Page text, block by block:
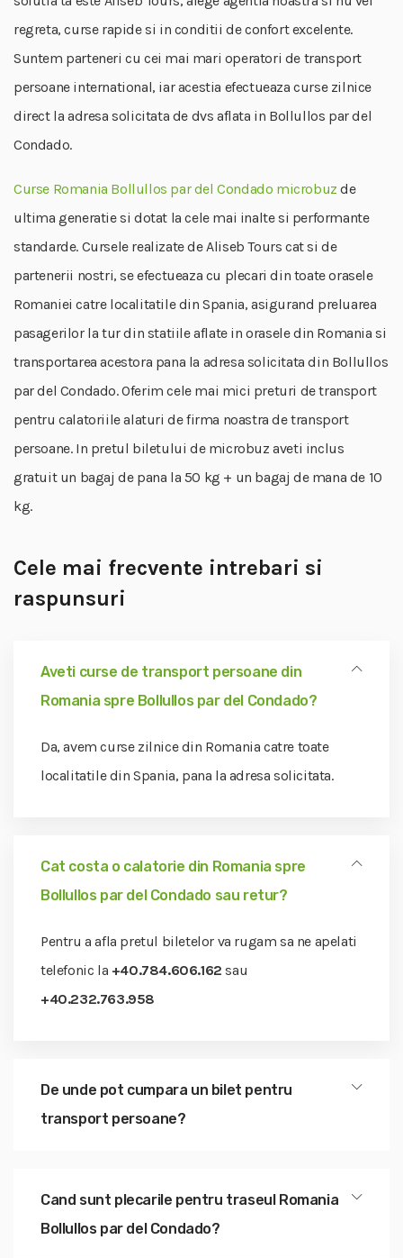
regreta, curse rapide si in conditii de confort excelente.
Suntem parteneri cu cei mai mari operatori de transport
persoane international, iar acestia efectueaza curse zilnice
direct la adresa solicitata de dvs aflata in Bollullos par del
Condado.
Curse Romania Bollullos par del Condado microbuz de
ultima generatie si dotat la cele mai inalte si performante
standarde. Cursele realizate de Aliseb Tours cat si de
partenerii nostri, se efectueaza cu plecari din toate orasele
Romaniei catre localitatile din Spania, asigurand preluarea
pasagerilor la tur din statiile aflate in orasele din Romania si
transportarea acestora pana la adresa solicitata din Bollullos
par del Condado. Oferim cele mai mici preturi de transport
pentru calatoriile alaturi de firma noastra de transport
persoane. In pretul biletului de microbuz aveti inclus
gratuit un bagaj de pana la 50 kg + un bagaj de mana de 10
kg.
Cele mai frecvente intrebari si
raspunsuri
Aveti curse de transport persoane din
Romania spre Bollullos par del Condado?
Da, avem curse zilnice din Romania catre toate
localitatile din Spania, pana la adresa solicitata.
Cat costa o calatorie din Romania spre
Bollullos par del Condado sau retur?
Pentru a afla pretul biletelor va rugam sa ne apelati
telefonic la +40.784.606.162 sau
+40.232.763.958
De unde pot cumpara un bilet pentru
transport persoane?
Cand sunt plecarile pentru traseul Romania
Bollullos par del Condado?